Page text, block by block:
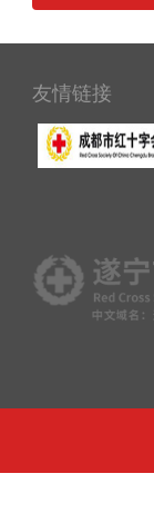
友情链接